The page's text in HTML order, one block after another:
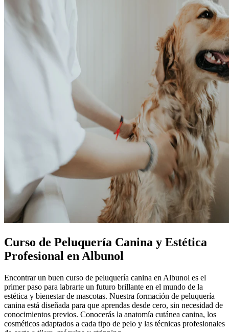
Curso de Peluquería Canina y Estética
Profesional en Albunol
Encontrar un buen curso de peluquería canina en Albunol es el
primer paso para labrarte un futuro brillante en el mundo de la
estética y bienestar de mascotas. Nuestra formación de peluquería
canina está diseñada para que aprendas desde cero, sin necesidad de
conocimientos previos. Conocerás la anatomía cutánea canina, los
cosméticos adaptados a cada tipo de pelo y las técnicas profesionales